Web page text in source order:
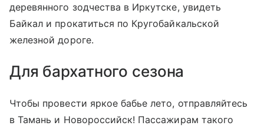
деревянного зодчества в Иркутске, увидеть
Байкал и прокатиться по Кругобайкальской
железной дороге.
Для бархатного сезона
Чтобы провести яркое бабье лето, отправляйтесь
в Тамань и Новороссийск! Пассажирам такого